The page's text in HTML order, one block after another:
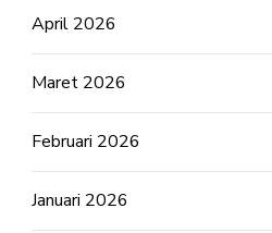
April 2026
Maret 2026
Februari 2026
Januari 2026